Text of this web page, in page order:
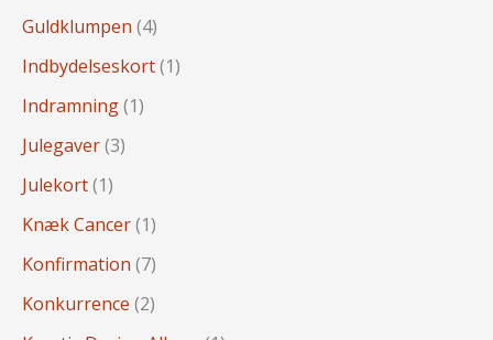
Guldklumpen (4)
Indbydelseskort(1)
Indramning(1)
Julegaver(3)
Julekort(1)
Knæk Cancer(1)
Konfirmation (7)
Konkurrence (2)